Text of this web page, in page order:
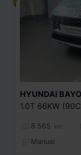
HYUNDAI
1.0T 66KW
8.565 km
Manual